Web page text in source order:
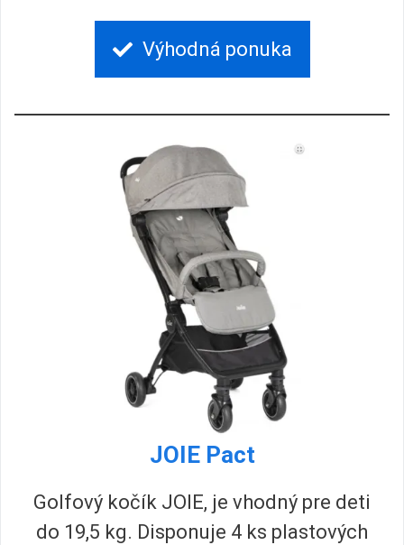
Výhodná ponuka
JOIE Pact
Golfový kočík JOIE, je vhodný pre deti
do 19,5 kg. Disponuje 4 ks plastových